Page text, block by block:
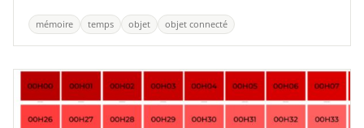
mémoire temps objet objet connecté